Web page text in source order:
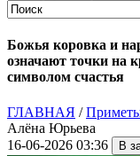
Божья коровка и
означают точки на
символом счастья
ГЛАВНАЯ /
Алёна Юрьева
16-06-2026 03:36